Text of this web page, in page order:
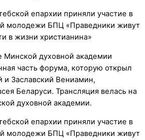
Минской духовной академии
часть форума, которую открыл
Заславский Вениамин,
Беларуси. Трансляция велась на
духовной академии.